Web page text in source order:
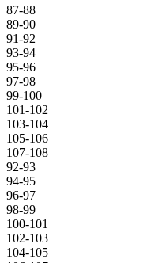
87-88
89-90
91-92
93-94
95-96
97-98
99-100
101-102
103-104
105-106
107-108
92-93
94-95
96-97
98-99
100-101
102-103
104-105